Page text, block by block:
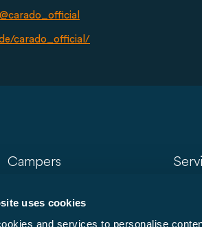
uses cookies
and services to personalise
carado_official/
Campers